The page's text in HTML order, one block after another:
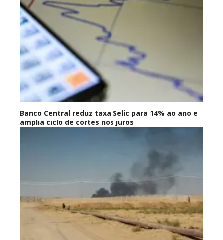
Banco Central reduz taxa Selic para 14% ao ano e
amplia ciclo de cortes nos juros